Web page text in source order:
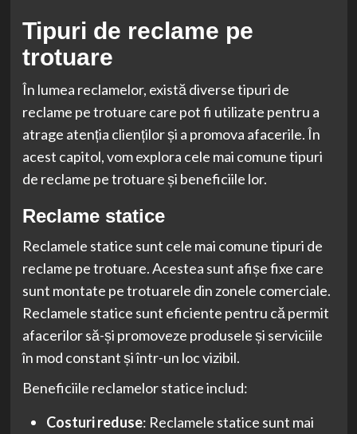
Tipuri de reclame pe
trotuare
În lumea reclamelor, există diverse tipuri de
reclame pe trotuare care pot fi utilizate pentru a
atrage atenția clienților și a promova afacerile. În
acest capitol, vom explora cele mai comune tipuri
de reclame pe trotuare și beneficiile lor.
Reclame statice
Reclamele statice sunt cele mai comune tipuri de
reclame pe trotuare. Acestea sunt afișe fixe care
sunt montate pe trotuarele din zonele comerciale.
Reclamele statice sunt eficiente pentru că permit
afacerilor să-și promoveze produsele și serviciile
în mod constant și într-un loc vizibil.
Beneficiile reclamelor statice includ:
Costuri reduse: Reclamele statice sunt mai